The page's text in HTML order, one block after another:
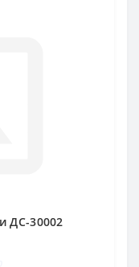
ДС-30002